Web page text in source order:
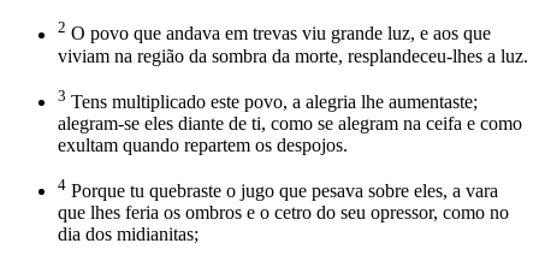
2 O povo que andava em trevas viu grande luz, e aos que
viviam na região da sombra da morte, resplandeceu-lhes a luz.
3 Tens multiplicado este povo, a alegria lhe aumentaste;
alegram-se eles diante de ti, como se alegram na ceifa e como
exultam quando repartem os despojos.
4 Porque tu quebraste o jugo que pesava sobre eles, a vara
que lhes feria os ombros e o cetro do seu opressor, como no
dia dos midianitas;